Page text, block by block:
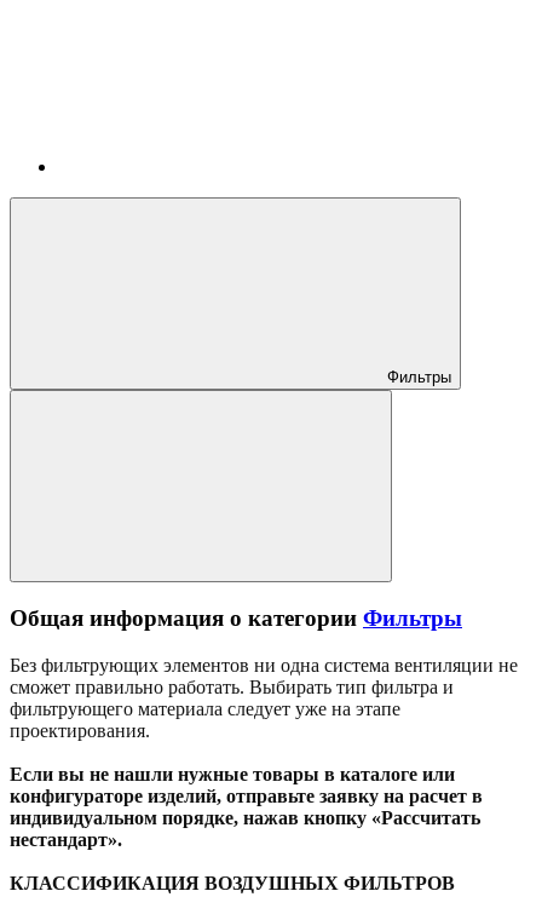
Фильтры
Общая информация о категории Фильтры
Без фильтрующих элементов ни одна система вентиляции не
сможет правильно работать. Выбирать тип фильтра и
фильтрующего материала следует уже на этапе
проектирования.
Если вы не нашли нужные товары в каталоге или
конфигураторе изделий, отправьте заявку на расчет в
индивидуальном порядке, нажав кнопку «Рассчитать
нестандарт».
КЛАССИФИКАЦИЯ ВОЗДУШНЫХ ФИЛЬТРОВ